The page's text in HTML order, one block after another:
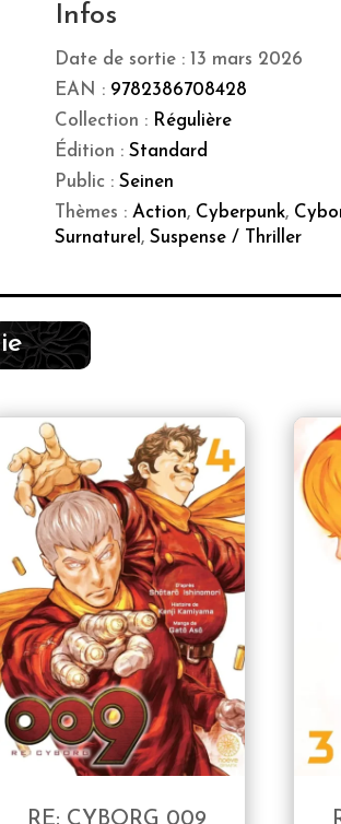
Infos
Date de sortie : 13 mars 2026
EAN : 9782386708428
Collection : Régulière
Édition : Standard
Public : Seinen
Thèmes : Action, Cyberpunk,
Surnaturel , Suspense / Thriller